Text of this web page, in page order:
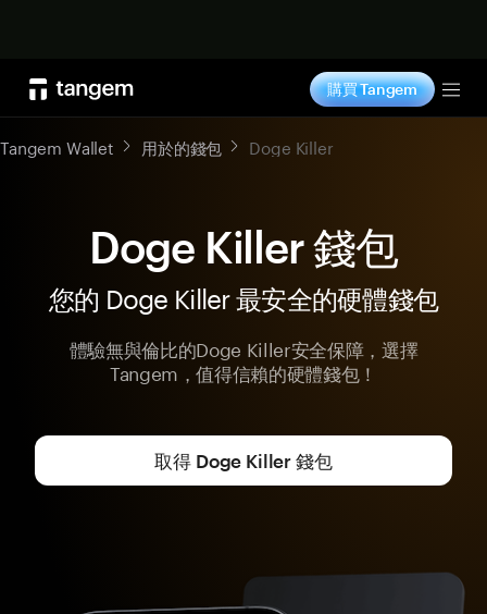
購買 Tangem
Tangem Wallet 用於的錢包 Doge Killer
Doge Killer 錢包
您的 Doge Killer 最安全的硬體錢包
體驗無與倫比的Doge Killer安全保障，選擇
Tangem，值得信賴的硬體錢包！
取得 Doge Killer 錢包